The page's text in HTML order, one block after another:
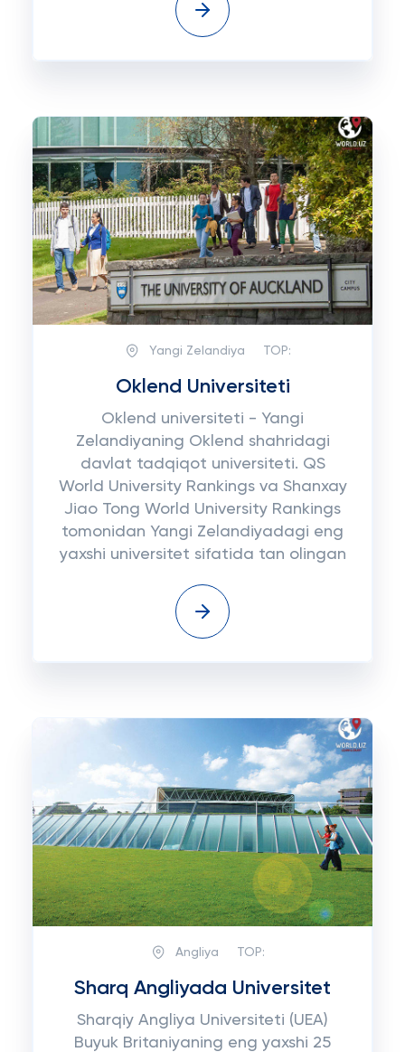
Yangi Zelandiya TOP:
Oklend Universiteti
Oklend universiteti - Yangi
Zelandiyaning Oklend shahridagi
davlat tadqiqot universiteti. QS
World University Rankings va Shanxay
Jiao Tong World University Rankings
tomonidan Yangi Zelandiyadagi eng
yaxshi universitet sifatida tan olingan
Angliya TOP:
Sharq Angliyada Universitet
Sharqiy Angliya Universiteti (UEA)
Buyuk Britaniyaning eng yaxshi 25